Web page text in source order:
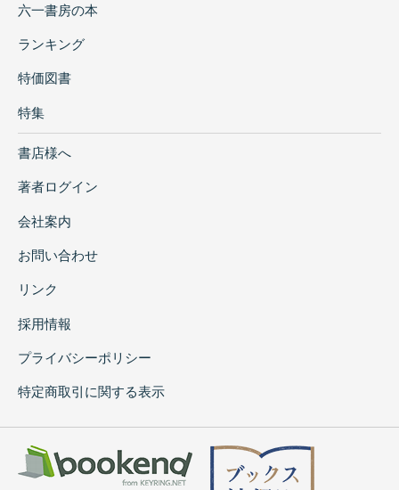
六一書房の本
ランキング
特価図書
特集
書店様へ
著者ログイン
会社案内
お問い合わせ
リンク
採用情報
プライバシーポリシー
特定商取引に関する表示